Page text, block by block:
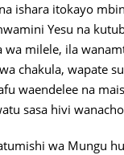
ishara itokayo
Yesu na
wa milele, ila
chakula, wapate
waendelee na
sasa hivi
wa Mungu